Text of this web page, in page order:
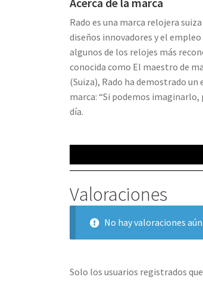
Rado es una marca relojera
diseños innovadores y el
algunos de los relojes más
conocida como El maestro de
(Suiza), Rado ha demostrado
marca: “Si podemos
día.
Valoraciones
No hay valoraciones aún.
Solo los usuarios registrados